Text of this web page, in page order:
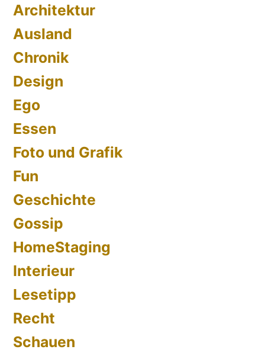
Architektur
Ausland
Chronik
Design
Ego
Essen
Foto und Grafik
Fun
Geschichte
Gossip
HomeStaging
Interieur
Lesetipp
Recht
Schauen